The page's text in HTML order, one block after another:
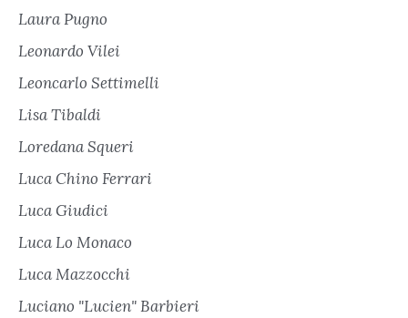
Laura Pugno
Leonardo Vilei
Leoncarlo Settimelli
Lisa Tibaldi
Loredana Squeri
Luca Chino Ferrari
Luca Giudici
Luca Lo Monaco
Luca Mazzocchi
Luciano "Lucien" Barbieri